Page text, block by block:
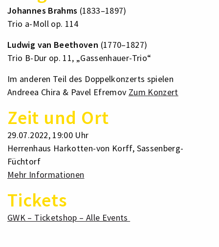
Johannes Brahms (1833–1897)
Trio a-Moll op. 114
Ludwig van Beethoven (1770–1827)
Trio B-Dur op. 11, „Gassenhauer-Trio“
Im anderen Teil des Doppelkonzerts spielen
Andreea Chira & Pavel Efremov Zum Konzert
Zeit und Ort
29.07.2022, 19:00 Uhr
Herrenhaus Harkotten-von Korff, Sassenberg-
Füchtorf
Mehr Informationen
Tickets
GWK – Ticketshop – Alle Events